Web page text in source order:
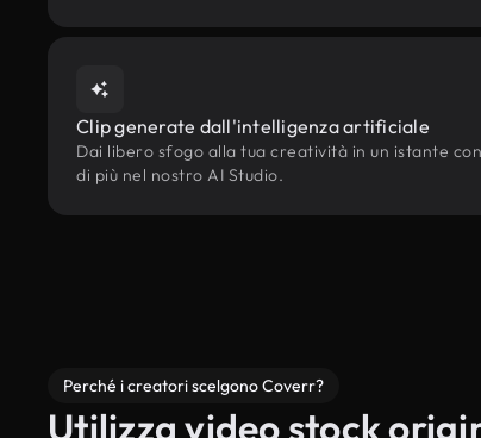
Clip generate dall'intelligenza artificiale
Dai libero sfogo alla tua creatività in un istante
di più nel nostro AI Studio.
Perché i creatori scelgono Coverr?
Utilizza video stock